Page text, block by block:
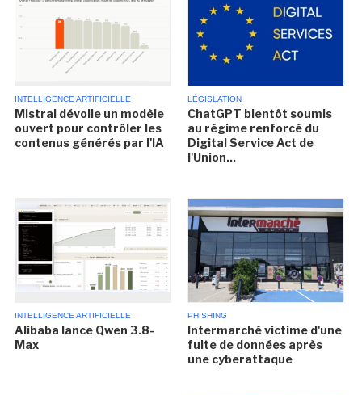
INTELLIGENCE ARTIFICIELLE
Mistral dévoile un modèle
ouvert pour contrôler les
contenus générés par l'IA
LÉGISLATION
ChatGPT bientôt soumis
au régime renforcé du
Digital Service Act de
l'Union...
INTELLIGENCE ARTIFICIELLE
Alibaba lance Qwen 3.8-
Max
PHISHING
Intermarché victime d'une
fuite de données après
une cyberattaque